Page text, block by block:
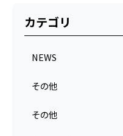
カテゴリ
NEWS
その他
その他